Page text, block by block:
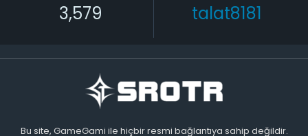
3,579 talat8181
Bu site, GameGami ile hiçbir resmi bağlantıya sahip değildir.